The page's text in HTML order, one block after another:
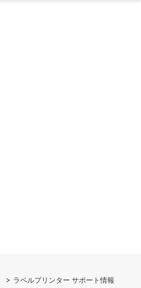
ラベルプリンター サポート情報